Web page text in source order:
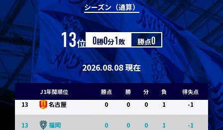
シーズン（通算）
13位 0勝0分1敗 勝点0
2026.08.08 現在
J1年間順位 勝点 勝 分 負 得失点
浦和 0 0 1 -1
9 横浜FM 0 0 1 -1
11 水戸 0 0 1 -1
11 岡山 0 0 0 1 -1
13 名古屋 0 0 0 1 -1
13 福岡 0 0 0 1 -1